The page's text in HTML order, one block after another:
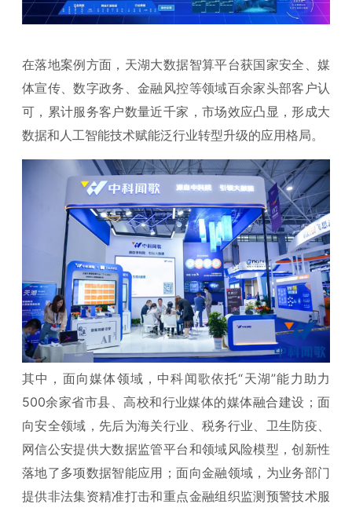
在落地案例方面，天湖大数据智算平台获国家安全、媒
体宣传、数字政务、金融风控等领域百余家头部客户认
可，累计服务客户数量近千家，市场效应凸显，形成大
数据和人工智能技术赋能泛行业转型升级的应用格局。
其中，面向媒体领域，中科闻歌依托“天湖”能力助力
500余家省市县、高校和行业媒体的媒体融合建设；面
向安全领域，先后为海关行业、税务行业、卫生防疫、
网信公安提供大数据监管平台和领域风险模型，创新性
落地了多项数据智能应用；面向金融领域，为业务部门
提供非法集资精准打击和重点金融组织监测预警技术服